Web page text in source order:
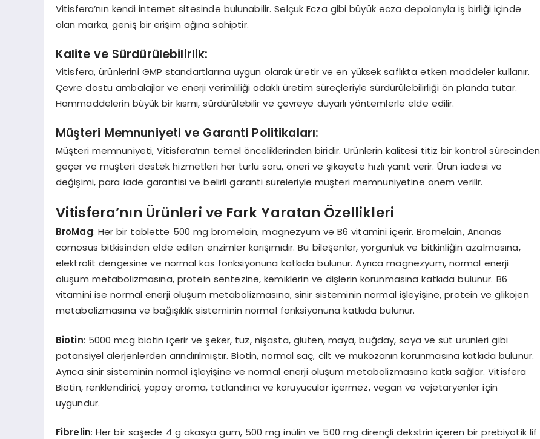
Vitisfera’nın kendi internet sitesinde bulunabilir. Selçuk Ecza gibi büyük ecza depolarıyla iş birliği içinde
olan marka, geniş bir erişim ağına sahiptir.
Kalite ve Sürdürülebilirlik:
Vitisfera, ürünlerini GMP standartlarına uygun olarak üretir ve en yüksek saflıkta etken maddeler kullanır.
Çevre dostu ambalajlar ve enerji verimliliği odaklı üretim süreçleriyle sürdürülebilirliği ön planda tutar.
Hammaddelerin büyük bir kısmı, sürdürülebilir ve çevreye duyarlı yöntemlerle elde edilir.
Müşteri Memnuniyeti ve Garanti Politikaları:
Müşteri memnuniyeti, Vitisfera’nın temel önceliklerinden biridir. Ürünlerin kalitesi titiz bir kontrol sürecinden
geçer ve müşteri destek hizmetleri her türlü soru, öneri ve şikayete hızlı yanıt verir. Ürün iadesi ve
değişimi, para iade garantisi ve belirli garanti süreleriyle müşteri memnuniyetine önem verilir.
Vitisfera’nın Ürünleri ve Fark Yaratan Özellikleri
BroMag: Her bir tablette 500 mg bromelain, magnezyum ve B6 vitamini içerir. Bromelain, Ananas
comosus bitkisinden elde edilen enzimler karışımıdır. Bu bileşenler, yorgunluk ve bitkinliğin azalmasına,
elektrolit dengesine ve normal kas fonksiyonuna katkıda bulunur. Ayrıca magnezyum, normal enerji
oluşum metabolizmasına, protein sentezine, kemiklerin ve dişlerin korunmasına katkıda bulunur. B6
vitamini ise normal enerji oluşum metabolizmasına, sinir sisteminin normal işleyişine, protein ve glikojen
metabolizmasına ve bağışıklık sisteminin normal fonksiyonuna katkıda bulunur.
Biotin: 5000 mcg biotin içerir ve şeker, tuz, nişasta, gluten, maya, buğday, soya ve süt ürünleri gibi
potansiyel alerjenlerden arındırılmıştır. Biotin, normal saç, cilt ve mukozanın korunmasına katkıda bulunur.
Ayrıca sinir sisteminin normal işleyişine ve normal enerji oluşum metabolizmasına katkı sağlar. Vitisfera
Biotin, renklendirici, yapay aroma, tatlandırıcı ve koruyucular içermez, vegan ve vejetaryenler için
uygundur.
Fibrelin: Her bir saşede 4 g akasya gum, 500 mg inülin ve 500 mg dirençli dekstrin içeren bir prebiyotik lif